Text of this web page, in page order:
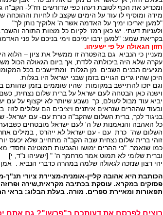
ומכריע את הכף לטובת רעהו כפי שדורשים חז"ל- הקב"ה
מידה ומוסיף לו עוד על הימים שקצב לו לחיות וההוכחה
"למען יאריכו ימיך על האדמה אשר ה' אלוקיך נותן לך"
ולעניות דעתי: יש כאן רמז לקיום כל מצוות התורה
בקריאת שמע: "למען ירבו ימיכם וימי בניכם על פני
חזון הגאולה על פי ישעיהו.
מעניין כי הנביא גם בהפטרה זו ממשיל את ציון – הלוא
עקרה שלא היה ביכולתה ללדת, אך ביום הגאולה הכול
מגיעים הבנים השבים מן הגלות ומתיישבים בכל
היכן שהיו גרים הגויים בזמן שבני ישראל היו בגלות.
וגם יזכו להתיישב במקומות שהיו שוממים בזמן שהותם
וישנה כאן הבטחה לעם ישראל על ברית שלום נצחית,
יביא עוד מבול לעולם, כך נשבע שיותר לא יקצוף על עם
ובעוד שההרים שנראים איתנים ויציבים הם עלולים
בניגוד לכך, ברית השלום שהקב"ה כורת עם- עם ישראל-
כל האהבה והנאמנות של ה' לעם ישראל מובטחים כשבועה
השלום שה' כרת עם - עם ישראל לא ייהרס , במילים
זוהי ברית שלום נצחית שבה הקב"ה מתחייב שלא יכעס
כמו שנאמר: "כי ההרים ימושו והגבעות תמוטינה וחסדי
וברית שלומי לא תמוט אמר מרחמך ה' " [ישעיהו נ"ד, י]
יהי רצון שנזכה לגאולה שלמה במהרה כדברי הנביא . אמן
הכותבת היא אהובה קליין-אומנית-מציירת ציורי
פסוקים במקרא. עוסקת בכתיבה מקראית,שירה
תפאורות ומאיירת ספרים. מורה. בעלת הבלוג: בראי
רוצים לפרסם את דעותכם ב"פרשן"? גם אתם